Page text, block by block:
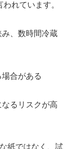
れています。
、数時間冷蔵
合がある
るリスクが高
紙ではなく、試